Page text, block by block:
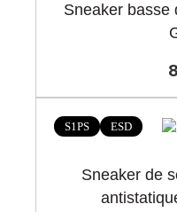
Sneaker basse
S1PS ESD
Sneaker de